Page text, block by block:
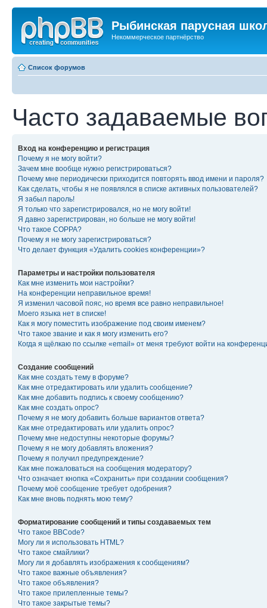
Рыбинская парусная
Некоммерческое партнёрство
Список форумов
Часто задаваемые
Вход на конференцию и регистрация
Почему я не могу войти?
Зачем мне вообще нужно регистрироваться?
Почему мне периодически приходится повторять ввод имени и пароля?
Как сделать, чтобы я не появлялся в списке активных пользователей?
Я забыл пароль!
Я только что зарегистрировался, но не могу войти!
Я давно зарегистрирован, но больше не могу войти!
Что такое COPPA?
Почему я не могу зарегистрироваться?
Что делает функция «Удалить cookies конференции»?
Параметры и настройки пользователя
Как мне изменить мои настройки?
На конференции неправильное время!
Я изменил часовой пояс, но время все равно неправильное!
Моего языка нет в списке!
Как я могу поместить изображение под своим именем?
Что такое звание и как я могу изменить его?
Когда я щёлкаю по ссылке «email» от меня требуют войти на
Создание сообщений
Как мне создать тему в форуме?
Как мне отредактировать или удалить сообщение?
Как мне добавить подпись к своему сообщению?
Как мне создать опрос?
Почему я не могу добавить больше вариантов ответа?
Как мне отредактировать или удалить опрос?
Почему мне недоступны некоторые форумы?
Почему я не могу добавлять вложения?
Почему я получил предупреждение?
Как мне пожаловаться на сообщения модератору?
Что означает кнопка «Сохранить» при создании сообщения?
Почему моё сообщение требует одобрения?
Как мне вновь поднять мою тему?
Форматирование сообщений и типы создаваемых тем
Что такое BBCode?
Могу ли я использовать HTML?
Что такое смайлики?
Могу ли я добавлять изображения к сообщениям?
Что такое важные объявления?
Что такое объявления?
Что такое прилепленные темы?
Что такое закрытые темы?